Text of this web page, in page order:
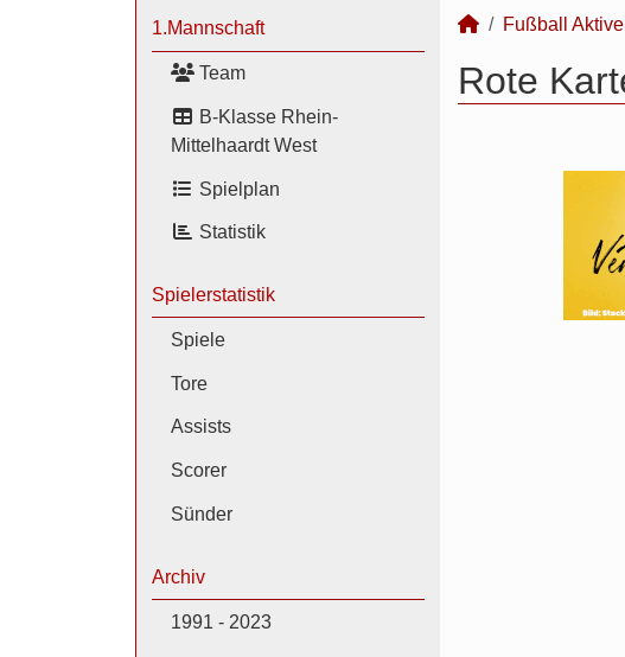
1.Mannschaft
Team
B-Klasse Rhein-
Mittelhaardt West
Spielplan
Statistik
Spielerstatistik
Spiele
Tore
Assists
Scorer
Sünder
Archiv
1991 - 2023
Fußball Aktive
Rote